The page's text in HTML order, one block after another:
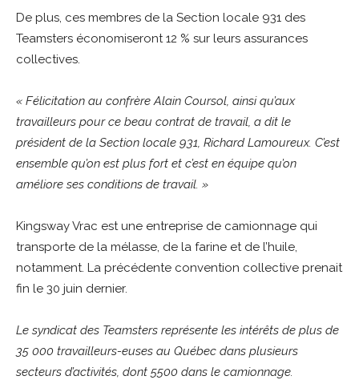
De plus, ces membres de la Section locale 931 des
Teamsters économiseront 12 % sur leurs assurances
collectives.
« Félicitation au confrère Alain Coursol, ainsi qu’aux
travailleurs pour ce beau contrat de travail, a dit le
président de la Section locale 931, Richard Lamoureux. C’est
ensemble qu’on est plus fort et c’est en équipe qu’on
améliore ses conditions de travail. »
Kingsway Vrac est une entreprise de camionnage qui
transporte de la mélasse, de la farine et de l’huile,
notamment. La précédente convention collective prenait
fin le 30 juin dernier.
Le syndicat des Teamsters représente les intérêts de plus de
35 000 travailleurs-euses au Québec dans plusieurs
secteurs d’activités, dont 5500 dans le camionnage.